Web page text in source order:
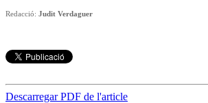
Redacció: Judit Verdaguer
Descarregar PDF de l'article